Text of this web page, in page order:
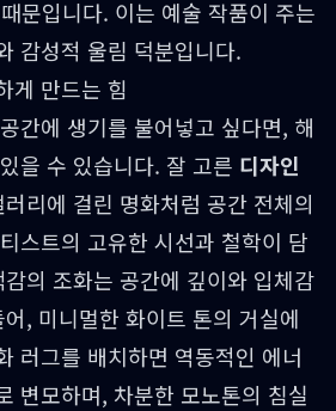
문입니다. 이는 예술 작품이 주는
감성적 울림 덕분입니다.
게 만드는 힘
간에 생기를 불어넣고 싶다면, 해
을 수 있습니다. 잘 고른 디자인
리에 걸린 명화처럼 공간 전체의
스트의 고유한 시선과 철학이 담
의 조화는 공간에 깊이와 입체감
, 미니멀한 화이트 톤의 거실에
러그를 배치하면 역동적인 에너
변모하며, 차분한 모노톤의 침실